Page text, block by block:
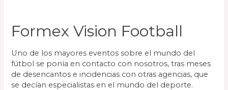
Formex Vision Football
Uno de los mayores eventos sobre el mundo del
fútbol se ponía en contacto con nosotros, tras meses
de desencantos e incidencias con otras agencias, que
se decían especialistas en el mundo del deporte.